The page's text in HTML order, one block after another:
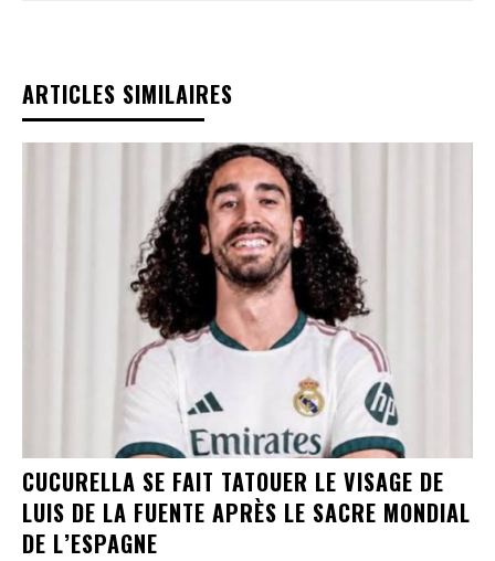
ARTICLES SIMILAIRES
CUCURELLA SE FAIT TATOUER LE VISAGE DE
LUIS DE LA FUENTE APRÈS LE SACRE MONDIAL
DE L’ESPAGNE